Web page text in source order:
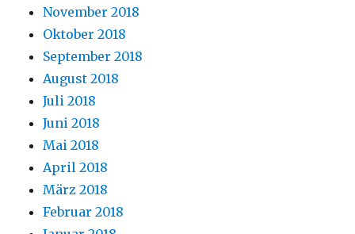
November 2018
Oktober 2018
September 2018
August 2018
Juli 2018
Juni 2018
Mai 2018
April 2018
März 2018
Februar 2018